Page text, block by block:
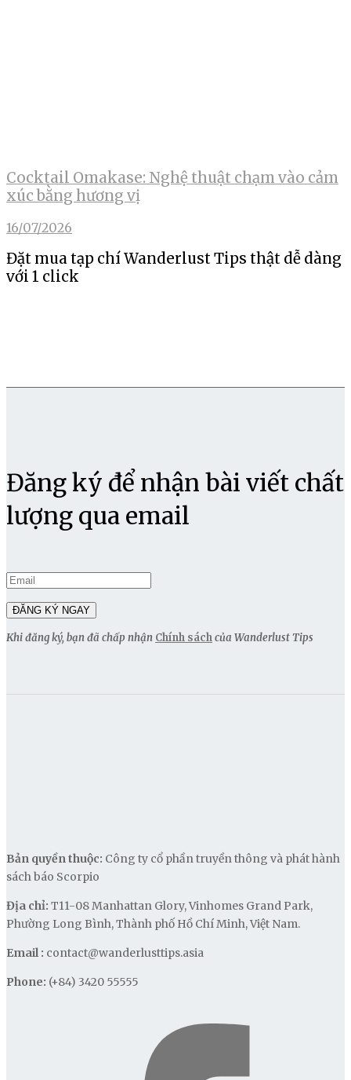
Cocktail Omakase: Nghệ thuật chạm vào cảm
xúc bằng hương vị
16/07/2026
Đặt mua tạp chí Wanderlust Tips thật dễ dàng
với 1 click
Đăng ký để nhận bài viết chất
lượng qua email
Khi đăng ký, bạn đã chấp nhận Chính sáchcủa Wanderlust Tips
Bản quyền thuộc: Công ty cổ phần truyền thông và phát hành
sách báo Scorpio
Địa chỉ: T11-08 Manhattan Glory, Vinhomes Grand Park,
Phường Long Bình, Thành phố Hồ Chí Minh, Việt Nam.
Email : contact@wanderlusttips.asia
Phone: (+84) 3420 55555